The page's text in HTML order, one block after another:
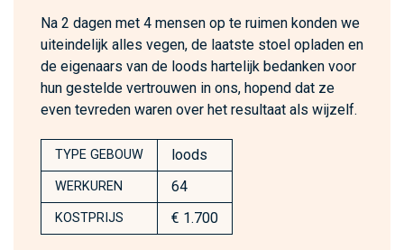
Na 2 dagen met 4 mensen op te ruimen konden we
uiteindelijk alles vegen, de laatste stoel opladen en
de eigenaars van de loods hartelijk bedanken voor
hun gestelde vertrouwen in ons, hopend dat ze
even tevreden waren over het resultaat als wijzelf.
TYPE GEBOUW loods
WERKUREN 64
KOSTPRIJS € 1.700